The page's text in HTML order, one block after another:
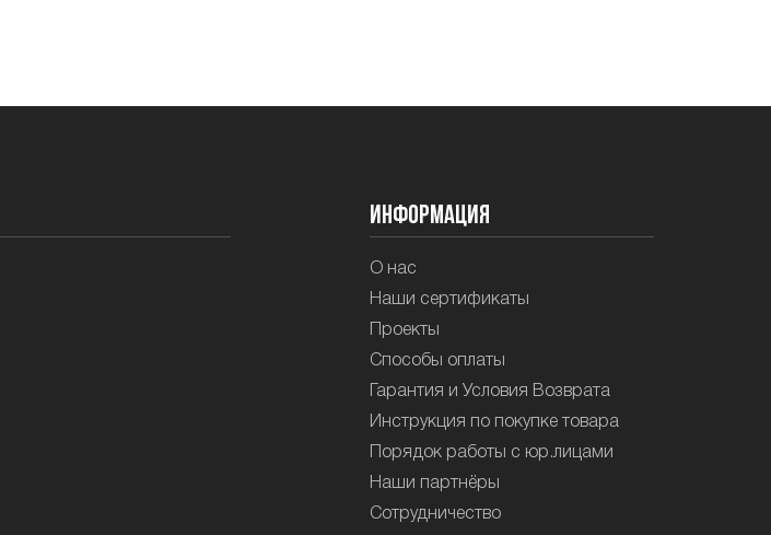
Информация
О нас
Наши сертификаты
Проекты
Способы оплаты
Гарантия и Условия Возврата
Инструкция по покупке товара
Порядок работы с юр.лицами
Наши партнёры
Сотрудничество